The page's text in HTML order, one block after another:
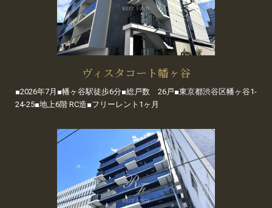
ヴィスタコート幡ヶ谷
■2026年7月■幡ヶ谷駅徒歩6分■総戸数 26戸■東京都渋谷区幡ヶ谷1-
24-25■地上6階 RC造■フリーレント1ヶ月